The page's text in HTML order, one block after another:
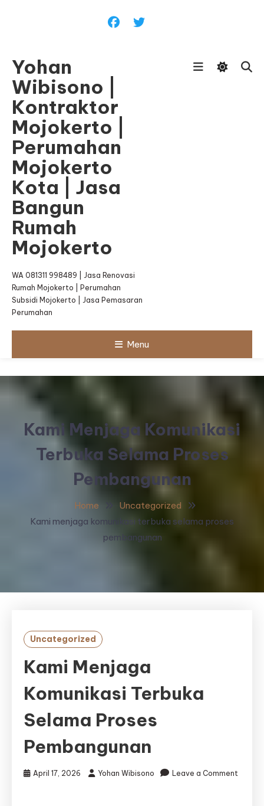
Yohan
Wibisono |
Kontraktor
Mojokerto |
Perumahan
Mojokerto
Kota | Jasa
Bangun
Rumah
Mojokerto
WA 081311 998489 | Jasa Renovasi
Rumah Mojokerto | Perumahan
Subsidi Mojokerto | Jasa Pemasaran
Perumahan
Menu
Kami Menjaga Komunikasi
Terbuka Selama Proses
Pembangunan
Home
Uncategorized
Kami menjaga komunikasi terbuka selama proses
pembangunan
Uncategorized
Kami Menjaga
Komunikasi Terbuka
Selama Proses
Pembangunan
April 17, 2026 Yohan Wibisono
Leave a Comment